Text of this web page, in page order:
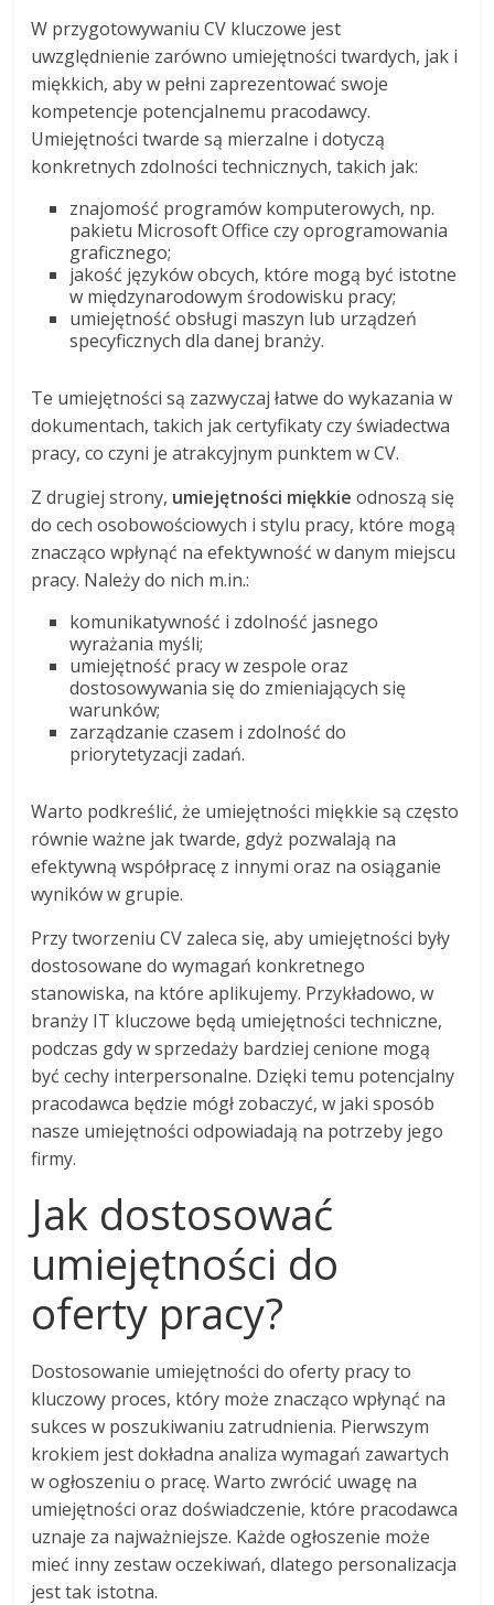
W przygotowywaniu CV kluczowe jest
uwzględnienie zarówno umiejętności twardych, jak i
miękkich, aby w pełni zaprezentować swoje
kompetencje potencjalnemu pracodawcy.
Umiejętności twarde są mierzalne i dotyczą
konkretnych zdolności technicznych, takich jak:
znajomość programów komputerowych, np.
pakietu Microsoft Office czy oprogramowania
graficznego;
jakość języków obcych, które mogą być istotne
w międzynarodowym środowisku pracy;
umiejętność obsługi maszyn lub urządzeń
specyficznych dla danej branży.
Te umiejętności są zazwyczaj łatwe do wykazania w
dokumentach, takich jak certyfikaty czy świadectwa
pracy, co czyni je atrakcyjnym punktem w CV.
Z drugiej strony, umiejętności miękkie odnoszą się
do cech osobowościowych i stylu pracy, które mogą
znacząco wpłynąć na efektywność w danym miejscu
pracy. Należy do nich m.in.:
komunikatywność i zdolność jasnego
wyrażania myśli;
umiejętność pracy w zespole oraz
dostosowywania się do zmieniających się
warunków;
zarządzanie czasem i zdolność do
priorytetyzacji zadań.
Warto podkreślić, że umiejętności miękkie są często
równie ważne jak twarde, gdyż pozwalają na
efektywną współpracę z innymi oraz na osiąganie
wyników w grupie.
Przy tworzeniu CV zaleca się, aby umiejętności były
dostosowane do wymagań konkretnego
stanowiska, na które aplikujemy. Przykładowo, w
branży IT kluczowe będą umiejętności techniczne,
podczas gdy w sprzedaży bardziej cenione mogą
być cechy interpersonalne. Dzięki temu potencjalny
pracodawca będzie mógł zobaczyć, w jaki sposób
nasze umiejętności odpowiadają na potrzeby jego
firmy.
Jak dostosować
umiejętności do
oferty pracy?
Dostosowanie umiejętności do oferty pracy to
kluczowy proces, który może znacząco wpłynąć na
sukces w poszukiwaniu zatrudnienia. Pierwszym
krokiem jest dokładna analiza wymagań zawartych
w ogłoszeniu o pracę. Warto zwrócić uwagę na
umiejętności oraz doświadczenie, które pracodawca
uznaje za najważniejsze. Każde ogłoszenie może
mieć inny zestaw oczekiwań, dlatego personalizacja
jest tak istotna.